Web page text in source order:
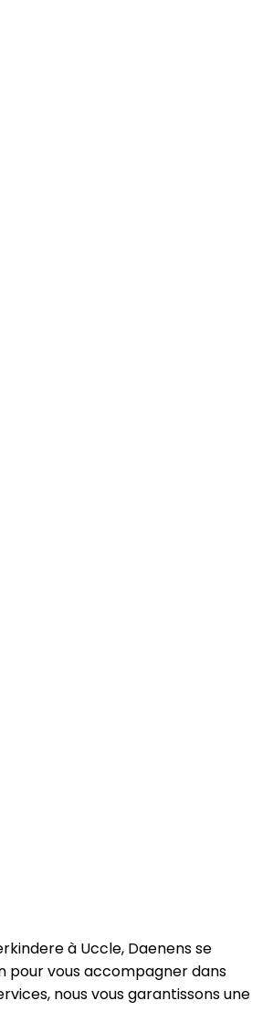
à Uccle, Daenens se
pour vous accompagner dans
nous vous garantissons une